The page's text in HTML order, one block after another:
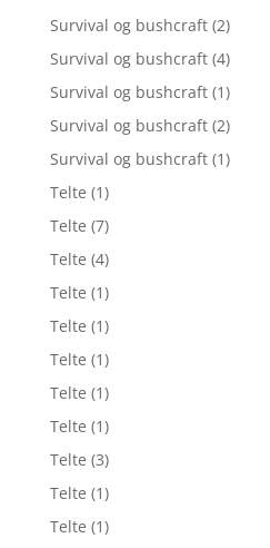
Survival og bushcraft (2)
Survival og bushcraft (4)
Survival og bushcraft (1)
Survival og bushcraft (2)
Survival og bushcraft (1)
Telte (1)
Telte (7)
Telte (4)
Telte (1)
Telte (1)
Telte (1)
Telte (1)
Telte (1)
Telte (3)
Telte (1)
Telte (1)